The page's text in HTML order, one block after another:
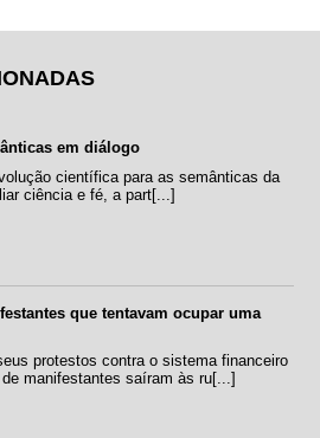
em diálogo
científica para as semânticas da
ciência e fé, a part[...]
que tentavam ocupar uma
protestos contra o sistema financeiro
manifestantes saíram às ru[...]